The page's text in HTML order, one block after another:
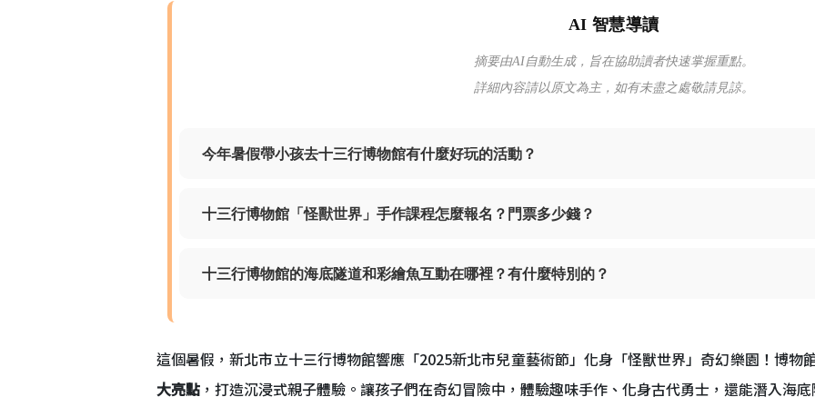
AI 智慧導讀
摘要由AI自動生成，旨在協助讀者快速掌握重點。
詳細內容請以原文為主，如有未盡之處敬請見諒。
今年暑假帶小孩去十三行博物館有什麼好玩的活動？
十三行博物館「怪獸世界」手作課程怎麼報名？門票多少錢？
十三行博物館的海底隧道和彩繪魚互動在哪裡？有什麼特別的？
這個暑假，新北市立十三行博物館響應「2025新北市兒童藝術節」化身「怪獸世界」奇幻樂園！博物
大亮點 ，打造沉浸式親子體驗。讓孩子們在奇幻冒險中，體驗趣味手作、化身古代勇士，還能潛入海